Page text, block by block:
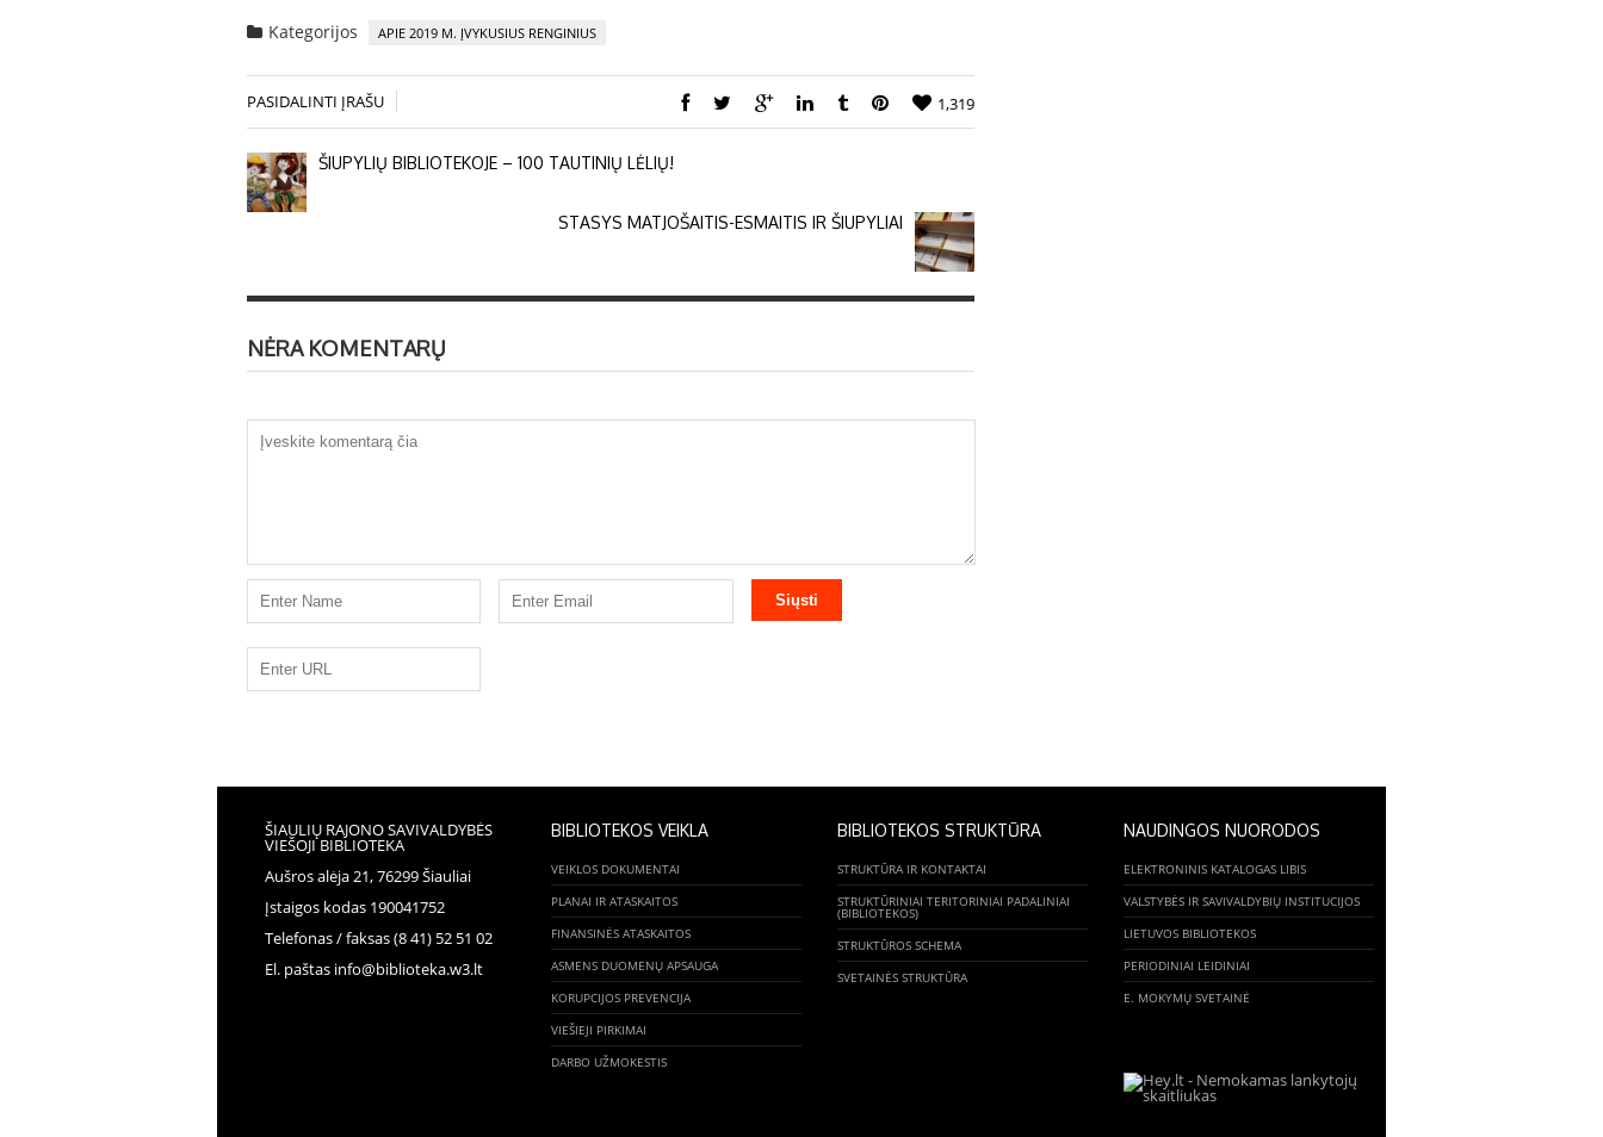
Kategorijos APIE 2019 M. ĮVYKUSIUS RENGINIUS
PASIDALINTI ĮRAŠU 1,319
ŠIUPYLIŲ BIBLIOTEKOJE – 100 TAUTINIŲ LĖLIŲ!
STASYS MATJOŠAITIS-ESMAITIS IR ŠIUPYLIAI
NĖRA KOMENTARŲ
ŠIAULIŲ RAJONO SAVIVALDYBĖS
VIEŠOJI BIBLIOTEKA
Aušros alėja 21, 76299 Šiauliai
Įstaigos kodas 190041752
Telefonas / faksas (8 41) 52 51 02
El. paštas info@biblioteka.w3.lt
BIBLIOTEKOS VEIKLA
VEIKLOS DOKUMENTAI
PLANAI IR ATASKAITOS
FINANSINĖS ATASKAITOS
ASMENS DUOMENŲ APSAUGA
KORUPCIJOS PREVENCIJA
VIEŠIEJI PIRKIMAI
DARBO UŽMOKESTIS
BIBLIOTEKOS STRUKTŪRA
STRUKTŪRA IR KONTAKTAI
STRUKTŪRINIAI TERITORINIAI PADALINIAI
(BIBLIOTEKOS)
STRUKTŪROS SCHEMA
SVETAINĖS STRUKTŪRA
NAUDINGOS NUORODOS
ELEKTRONINIS KATALOGAS LIBIS
VALSTYBĖS IR SAVIVALDYBIŲ INSTITUCIJOS
LIETUVOS BIBLIOTEKOS
PERIODINIAI LEIDINIAI
E. MOKYMŲ SVETAINĖ